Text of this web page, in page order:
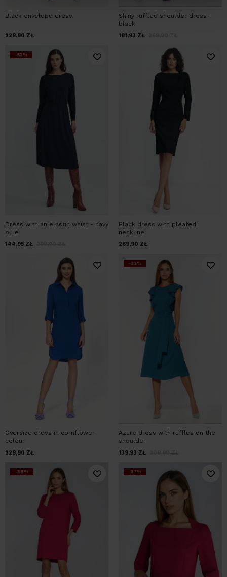
Black envelope dress
229,90 ZŁ
Shiny ruffled shoulder dress-
black
181,93 ZŁ
-52%
Dress with an elastic waist - navy
blue
144,95 ZŁ
Black dress with pleated
neckline
269,90 ZŁ
Oversize dress in cornflower
colour
229,90 ZŁ
-33%
Azure dress with ruffles on the
shoulder
139,93 ZŁ
-38% -37%